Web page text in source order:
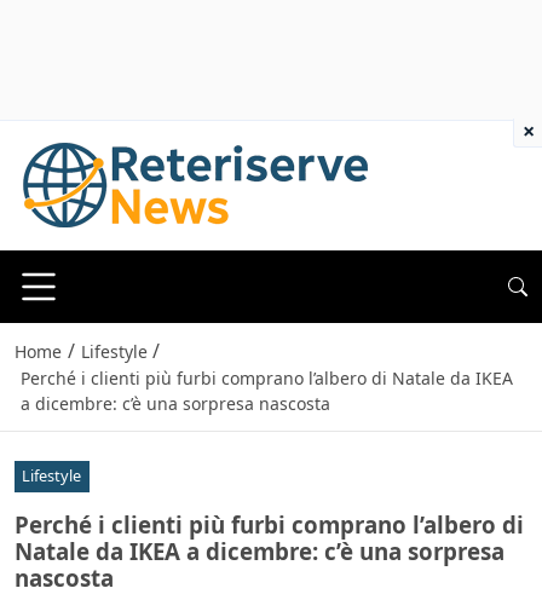
Home / Lifestyle /
Perché i clienti più furbi comprano l’albero di Natale da IKEA
a dicembre: c’è una sorpresa nascosta
Lifestyle
Perché i clienti più furbi comprano l’albero di
Natale da IKEA a dicembre: c’è una sorpresa
nascosta
×